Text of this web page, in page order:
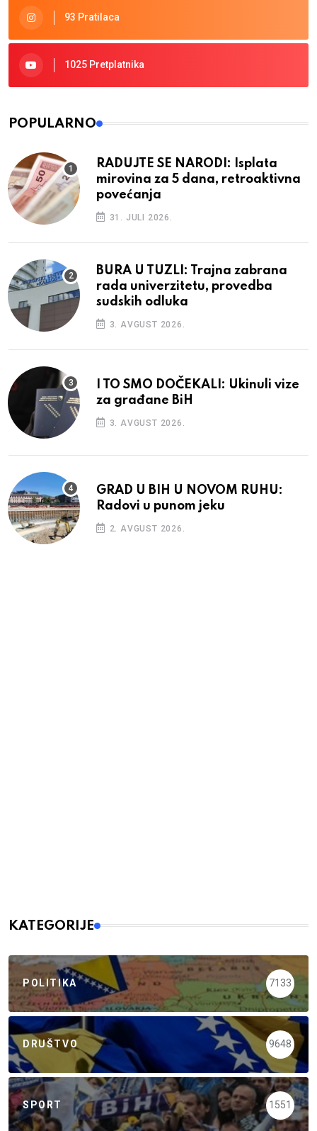
93 Pratilaca
1025 Pretplatnika
POPULARNO
RADUJTE SE NARODI: Isplata
mirovina za 5 dana, retroaktivna
povećanja
31. JULI 2026.
BURA U TUZLI: Trajna zabrana
rada univerzitetu, provedba
sudskih odluka
3. AVGUST 2026.
I TO SMO DOČEKALI: Ukinuli vize
za građane BiH
3. AVGUST 2026.
GRAD U BIH U NOVOM RUHU:
Radovi u punom jeku
2. AVGUST 2026.
KATEGORIJE
POLITIKA 7133
DRUŠTVO 9648
SPORT 1551